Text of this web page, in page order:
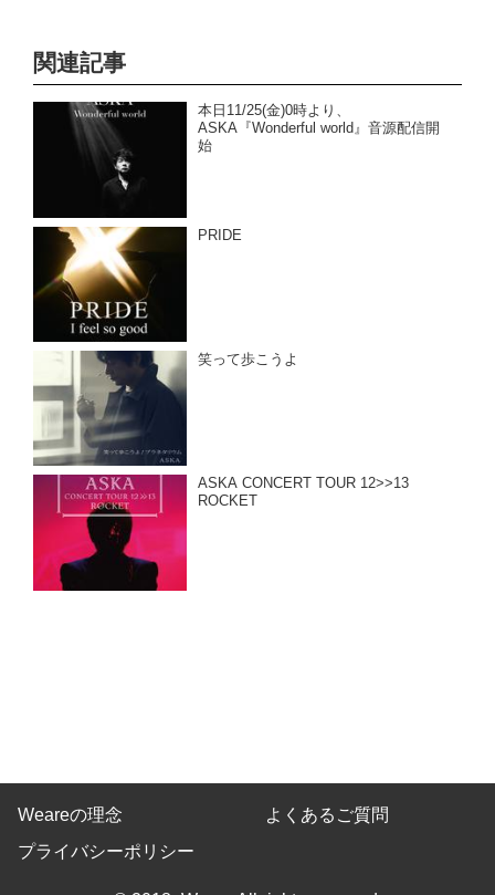
関連記事
本日11/25(金)0時より、
ASKA『Wonderful world』音源配信開
始
PRIDE
笑って歩こうよ
ASKA CONCERT TOUR 12>>13
ROCKET
Weareの理念
よくあるご質問
プライバシーポリシー